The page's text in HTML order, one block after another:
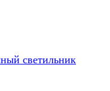
светильник